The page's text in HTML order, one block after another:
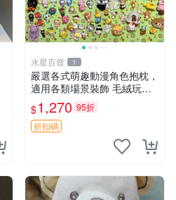
水星百貨 1
嚴選各式萌趣動漫角色抱枕，
適用各類場景裝飾 毛絨玩
具、卡通抱枕、趣味玩偶
$1,270 95折
折扣碼